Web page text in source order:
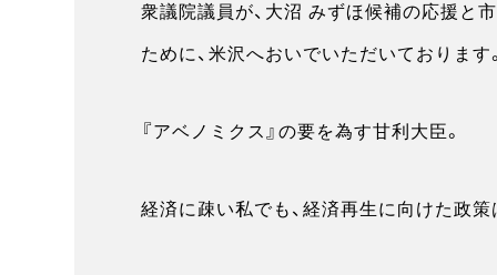
衆議院議員が、大沼 みずほ候補の応援と
ために、米沢へおいでいただいております
『アベノミクス』の要を為す甘利大臣。
経済に疎い私でも、経済再生に向けた政